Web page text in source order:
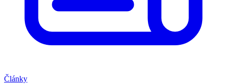
Články